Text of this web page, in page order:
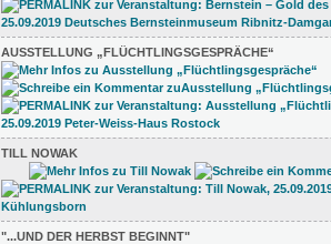
AUSSTELLUNG „FLÜCHTLINGSGESPRÄCHE“
TILL NOWAK
"...UND DER HERBST BEGINNT"